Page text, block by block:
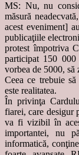
MS: Nu, nu
măsură
acest eveniment]
publicaţiile
protest împotriva
participat 150
vorbea de 5000,
Ceea ce trebuie
este realitatea.
În privinţa
fiarei, care desigur
va fi vizibil în
importantei, nu
informatică,